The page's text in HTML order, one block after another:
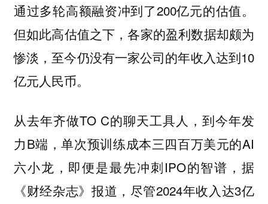
通过多轮高额融资冲到了200亿元的估值。
但如此高估值之下，各家的盈利数据却颇为
惨淡，至今仍没有一家公司的年收入达到10
亿元人民币。
从去年齐做TO C的聊天工具人，到今年发
力B端，单次预训练成本三四百万美元的AI
六小龙，即便是最先冲刺IPO的智谱，据
《财经杂志》报道，尽管2024年收入达3亿